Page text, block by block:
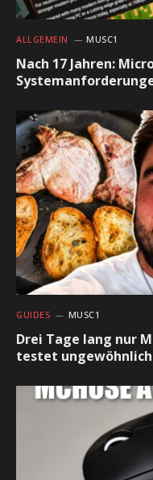
ALLGEMEIN MUSC1
Nach 17 Jahren:
GUIDES MUSC1
Drei Tage lang nur
testet